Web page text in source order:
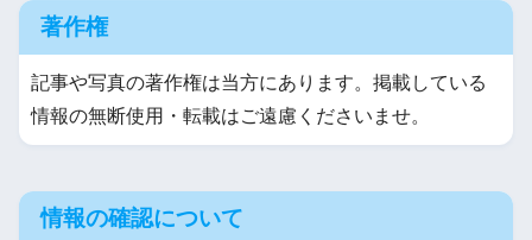
著作権
記事や写真の著作権は当方にあります。掲載している
情報の無断使用・転載はご遠慮くださいませ。
情報の確認について